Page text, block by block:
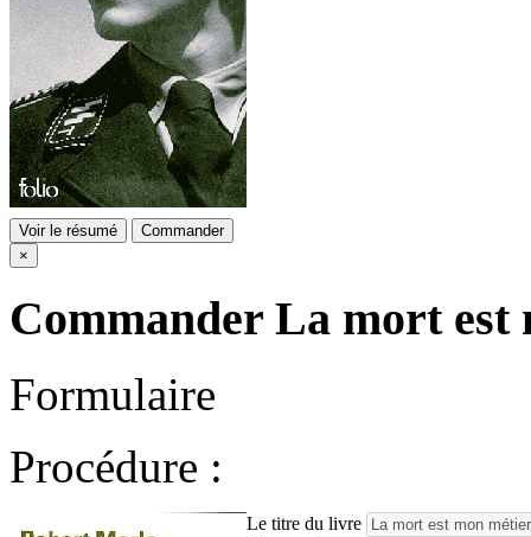
Voir le résumé
Commander
×
Commander La mort est
Formulaire
Procédure :
Le titre du livre